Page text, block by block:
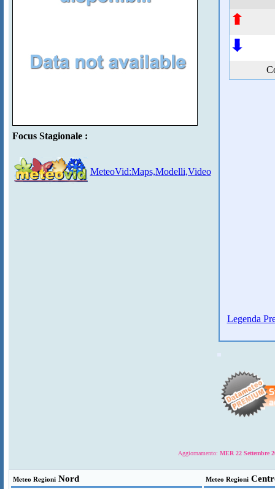
Focus Stagionale :
MeteoVid:Maps,Modelli,Video
Legenda
Aggiornamento: MER 22 Settembre
Meteo RegioniNord Meteo Regioni